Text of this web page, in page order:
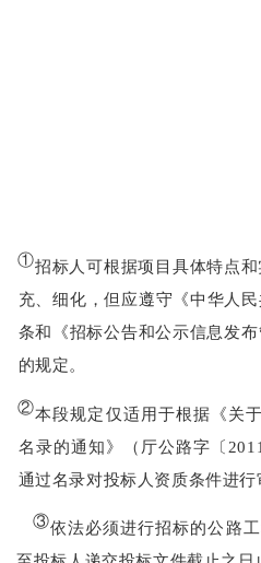
①招标人可根据项目具体特点
充、细化，但应遵守 《中华人
条和《招标公告和公示信息发
的规定。
②本段规定仅适用于根据《关
名录的通知》（厅公路字〔 2011
通过名录对投标人资质条件进行
③依法必须进行招标的公路工